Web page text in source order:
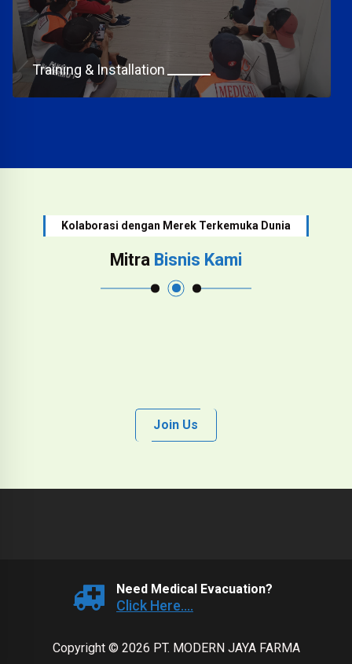
Training & Installation
Kolaborasi dengan Merek Terkemuka Dunia
Mitra Bisnis Kami
Join Us
Need Medical Evacuation?
Click Here....
Copyright © 2026 PT. MODERN JAYA FARMA